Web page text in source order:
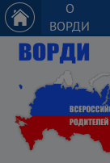
О
ВОРДИ